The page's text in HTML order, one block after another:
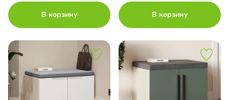
В корзину В корзину